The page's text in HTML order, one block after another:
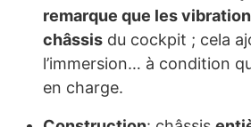
remarque que les
châssis du cockpit ; cela
l’immersion… à condition
en charge.